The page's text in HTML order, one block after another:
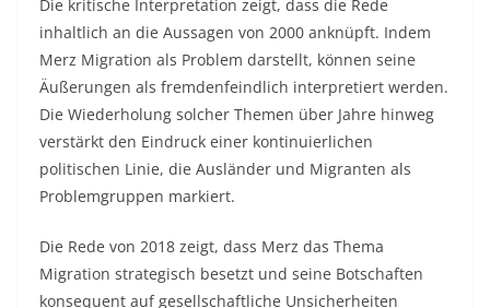
Die kritische Interpretation zeigt, dass die Rede
inhaltlich an die Aussagen von 2000 anknüpft. Indem
Merz Migration als Problem darstellt, können seine
Äußerungen als fremdenfeindlich interpretiert werden.
Die Wiederholung solcher Themen über Jahre hinweg
verstärkt den Eindruck einer kontinuierlichen
politischen Linie, die Ausländer und Migranten als
Problemgruppen markiert.
Die Rede von 2018 zeigt, dass Merz das Thema
Migration strategisch besetzt und seine Botschaften
konsequent auf gesellschaftliche Unsicherheiten